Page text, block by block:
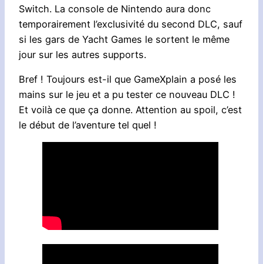
Switch. La console de Nintendo aura donc
temporairement l’exclusivité du second DLC, sauf
si les gars de Yacht Games le sortent le même
jour sur les autres supports.
Bref ! Toujours est-il que GameXplain a posé les
mains sur le jeu et a pu tester ce nouveau DLC !
Et voilà ce que ça donne. Attention au spoil, c’est
le début de l’aventure tel quel !